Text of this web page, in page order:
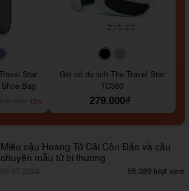
Star
Bag
-15%
#000000
Gối cổ du lịch The Travel Star
TC360
279.000₫
Miếu cậu Hoàng Tử Cải Côn Đảo và câu
chuyện mẫu tử bi thương
09.07.2024 95,389 lượt xem